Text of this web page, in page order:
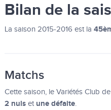
Bilan de la
La saison 2015-2016 est la
Matchs
Cette saison, le Variétés Club
2 nuls et une défaite.